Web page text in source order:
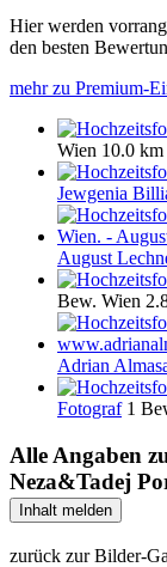
Hier werden
den besten
mehr zu Premium-
Wien 10.0 km
Jewgenia
August
Bew. Wien
Adrian
Fotograf 1
Alle Angaben
Neza&Tadej
Inhalt melden
zurück zur Bilder-